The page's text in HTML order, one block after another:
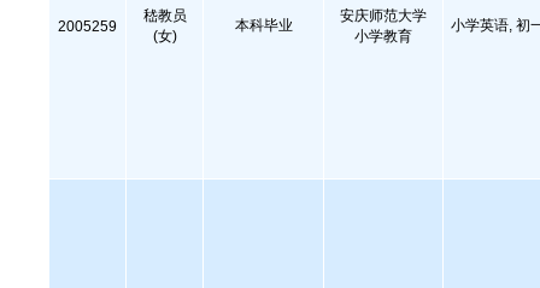
2005259
嵇教员
(女)
本科毕业
安庆师范大学
小学教育
小学英语, 初